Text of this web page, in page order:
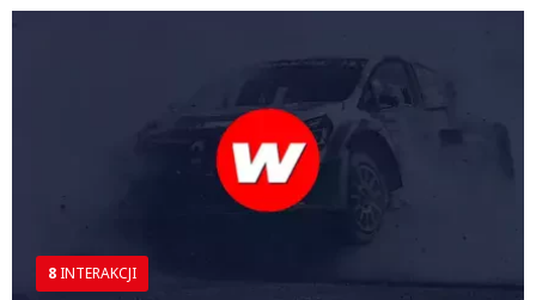
8 INTERAKCJI